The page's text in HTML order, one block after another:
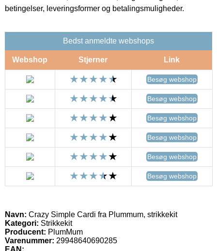
betingelser, leveringsformer og betalingsmuligheder.
Bedst anmeldte webshops
Webshop Stjerner Link
Besøg webshop
Besøg webshop
Besøg webshop
Besøg webshop
Besøg webshop
Besøg webshop
Navn: Crazy Simple Cardi fra Plummum, strikkekit
Kategori: Strikkekit
Producent: PlumMum
Varenummer: 29948640690285
EAN: